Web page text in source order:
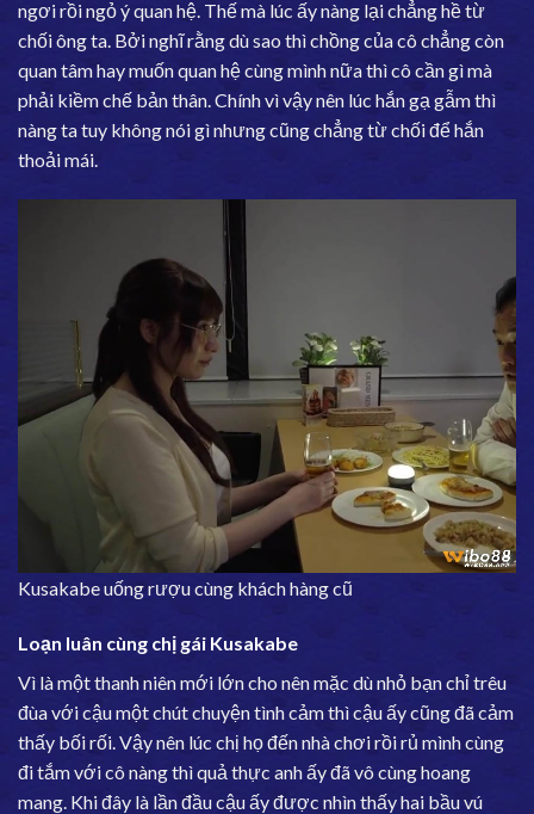
ngơi rồi ngỏ ý quan hệ. Thế mà lúc ấy nàng lại chẳng hề từ
chối ông ta. Bởi nghĩ rằng dù sao thì chồng của cô chẳng còn
quan tâm hay muốn quan hệ cùng mình nữa thì cô cần gì mà
phải kiềm chế bản thân. Chính vì vậy nên lúc hắn gạ gẫm thì
nàng ta tuy không nói gì nhưng cũng chẳng từ chối để hắn
thoải mái.
Kusakabe uống rượu cùng khách hàng cũ
Loạn luân cùng chị gái Kusakabe
Vì là một thanh niên mới lớn cho nên mặc dù nhỏ bạn chỉ trêu
đùa với cậu một chút chuyện tình cảm thì cậu ấy cũng đã cảm
thấy bối rối. Vậy nên lúc chị họ đến nhà chơi rồi rủ mình cùng
đi tắm với cô nàng thì quả thực anh ấy đã vô cùng hoang
mang. Khi đây là lần đầu cậu ấy được nhìn thấy hai bầu vú